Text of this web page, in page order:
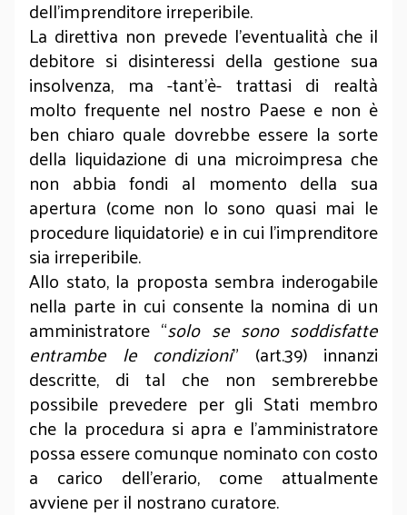
dell’imprenditore irreperibile.
La direttiva non prevede l’eventualità che il
debitore si disinteressi della gestione sua
insolvenza, ma -tant’è- trattasi di realtà
molto frequente nel nostro Paese e non è
ben chiaro quale dovrebbe essere la sorte
della liquidazione di una microimpresa che
non abbia fondi al momento della sua
apertura (come non lo sono quasi mai le
procedure liquidatorie) e in cui l’imprenditore
sia irreperibile.
Allo stato, la proposta sembra inderogabile
nella parte in cui consente la nomina di un
amministratore “solo se sono soddisfatte
entrambe le condizioni” (art.39) innanzi
descritte, di tal che non sembrerebbe
possibile prevedere per gli Stati membro
che la procedura si apra e l’amministratore
possa essere comunque nominato con costo
a carico dell’erario, come attualmente
avviene per il nostrano curatore.